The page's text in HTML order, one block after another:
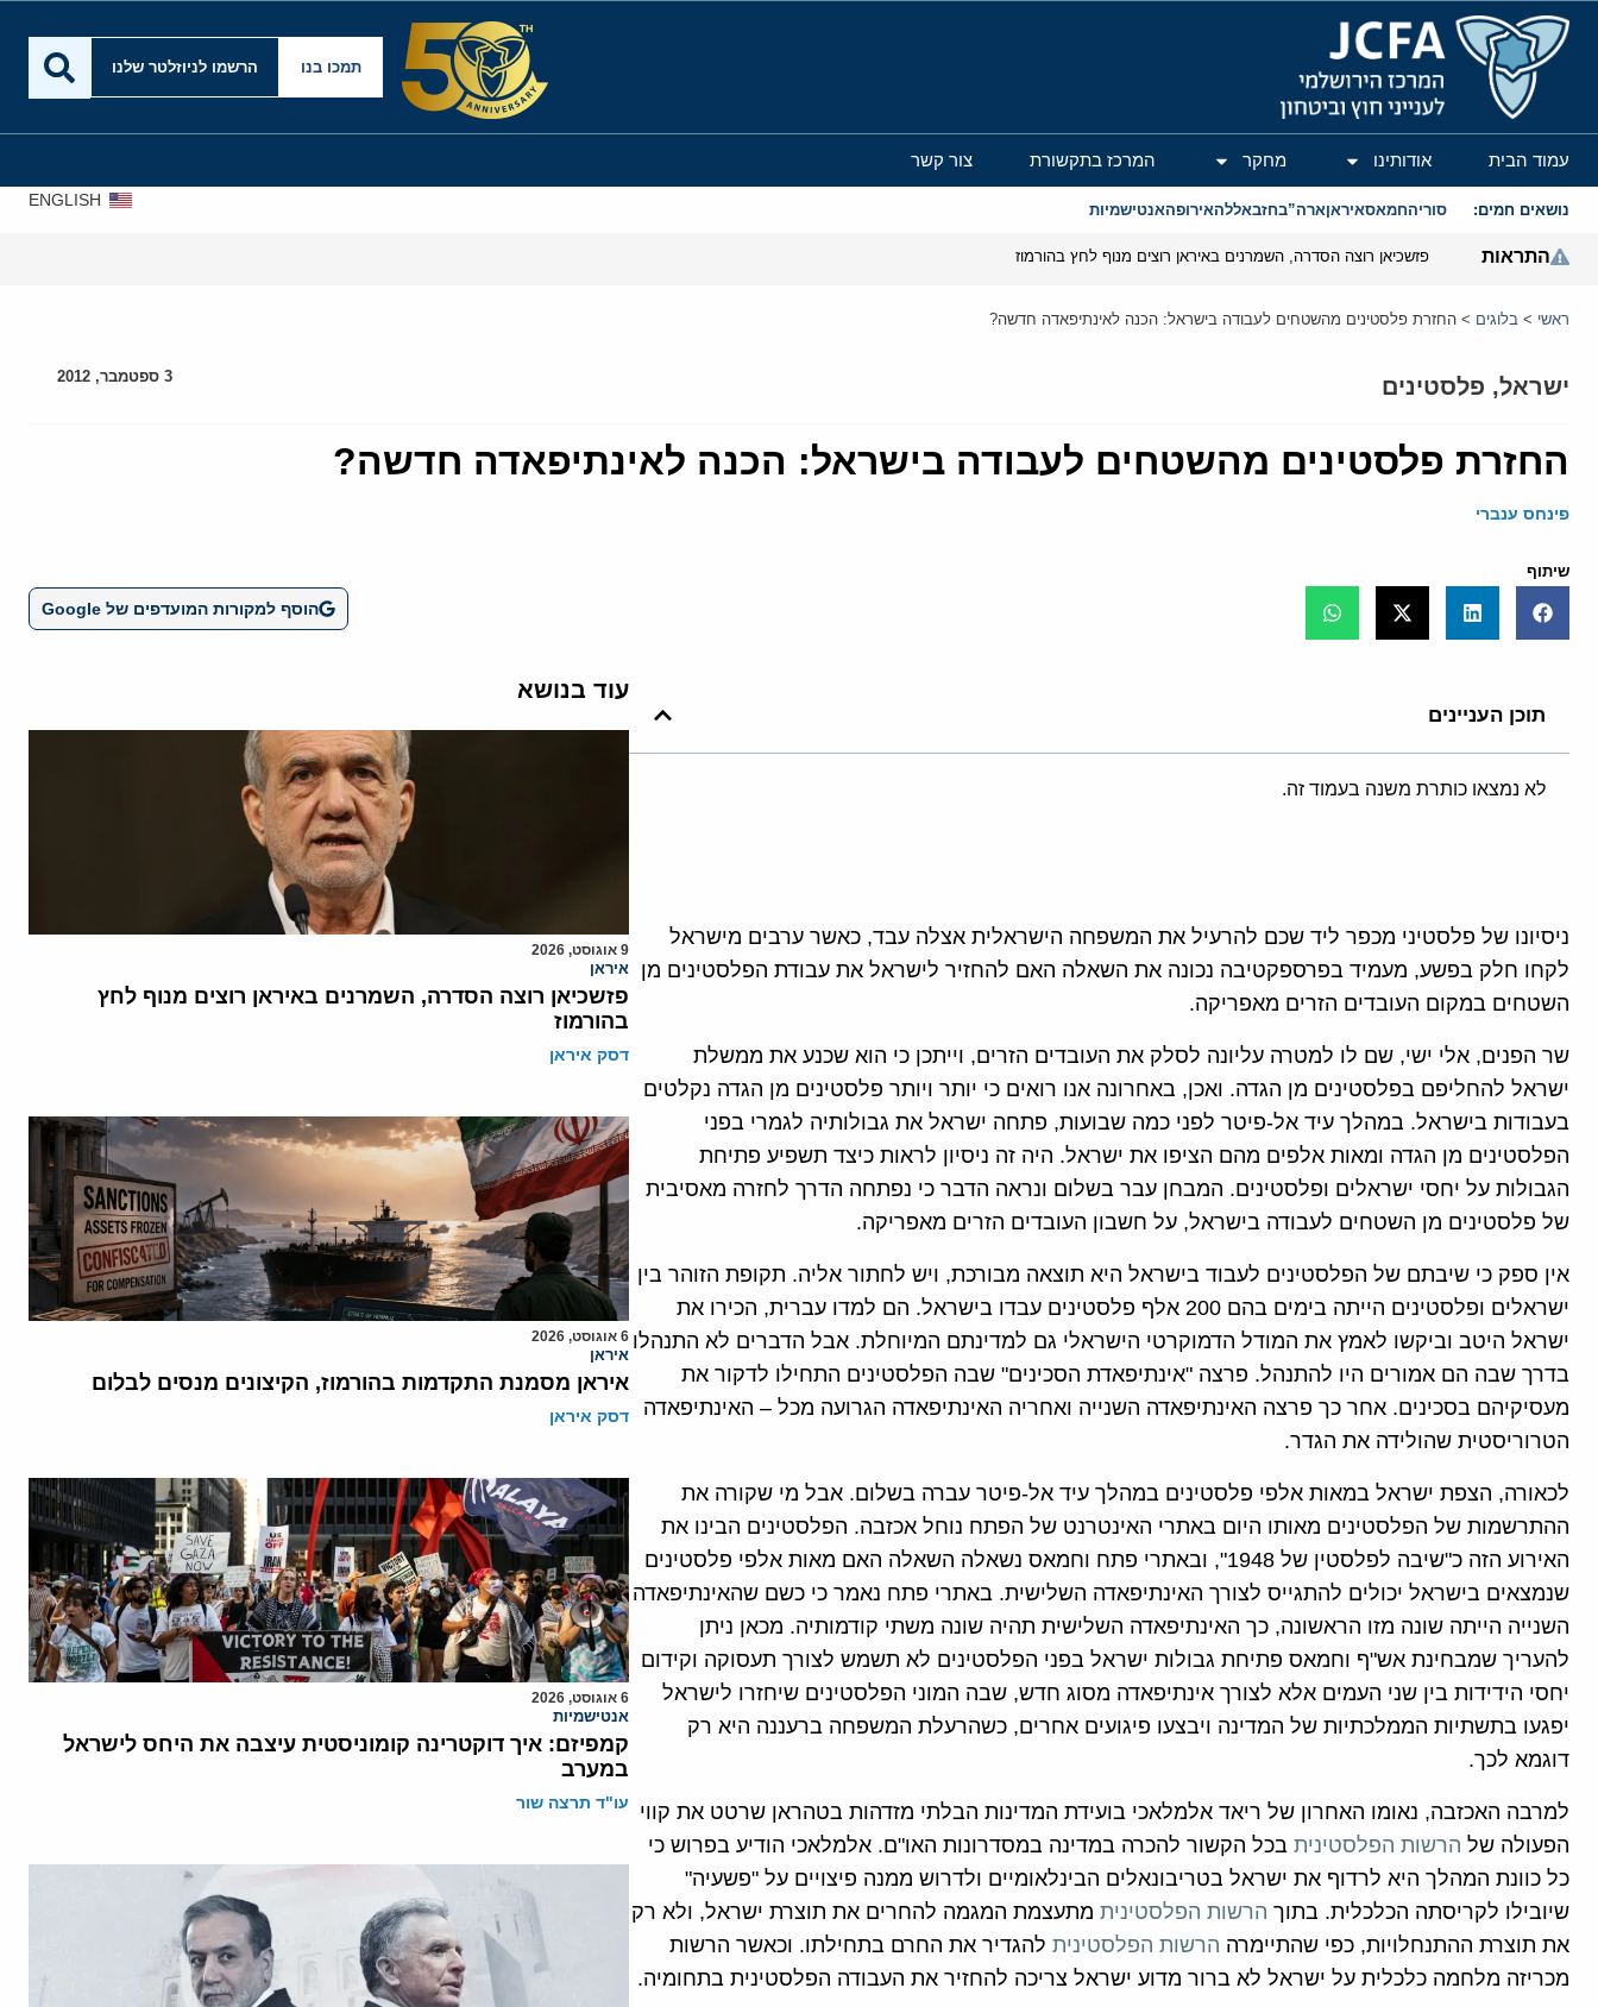
המרכז הירושלמי לענייני חוץ וביטחון
תמכו בנו הרשמו לניוזלטר שלנו
עמוד הבית אודותינו מחקר המרכז בתקשורת צור קשר
נושאים חמים: סוריהחמאסאיראןארה”בחזבאללהאירופהאנטישמיות
ENGLISH
התראות פזשכיאן רוצה הסדרה, השמרנים באיראן רוצים מנוף לחץ בהורמוז
ראשי > בלוגים > החזרת פלסטינים מהשטחים לעבודה בישראל: הכנה לאינתיפאדה חדשה?
ישראל, פלסטינים 3 ספטמבר, 2012
החזרת פלסטינים מהשטחים לעבודה בישראל: הכנה לאינתיפאדה חדשה?
פינחס ענברי
שיתוף
הוסף למקורות המועדפים של Google
תוכן העניינים
לא נמצאו כותרת משנה בעמוד זה.
ניסיונו של פלסטיני מכפר ליד שכם להרעיל את המשפחה הישראלית אצלה עבד, כאשר ערבים מישראל
לקחו חלק בפשע, מעמיד בפרספקטיבה נכונה את השאלה האם להחזיר לישראל את עבודת הפלסטינים מן
השטחים במקום העובדים הזרים מאפריקה.
שר הפנים, אלי ישי, שם לו למטרה עליונה לסלק את העובדים הזרים, וייתכן כי הוא שכנע את ממשלת
ישראל להחליפם בפלסטינים מן הגדה. ואכן, באחרונה אנו רואים כי יותר ויותר פלסטינים מן הגדה נקלטים
בעבודות בישראל. במהלך עיד אל-פיטר לפני כמה שבועות, פתחה ישראל את גבולותיה לגמרי בפני
הפלסטינים מן הגדה ומאות אלפים מהם הציפו את ישראל. היה זה ניסיון לראות כיצד תשפיע פתיחת
הגבולות על יחסי ישראלים ופלסטינים. המבחן עבר בשלום ונראה הדבר כי נפתחה הדרך לחזרה מאסיבית
של פלסטינים מן השטחים לעבודה בישראל, על חשבון העובדים הזרים מאפריקה.
אין ספק כי שיבתם של הפלסטינים לעבוד בישראל היא תוצאה מבורכת, ויש לחתור אליה. תקופת הזוהר בין
ישראלים ופלסטינים הייתה בימים בהם 200 אלף פלסטינים עבדו בישראל. הם למדו עברית, הכירו את
ישראל היטב וביקשו לאמץ את המודל הדמוקרטי הישראלי גם למדינתם המיוחלת. אבל הדברים לא התנהלו
בדרך שבה הם אמורים היו להתנהל. פרצה "אינתיפאדת הסכינים" שבה הפלסטינים התחילו לדקור את
מעסיקיהם בסכינים. אחר כך פרצה האינתיפאדה השנייה ואחריה האינתיפאדה הגרועה מכל – האינתיפאדה
הטרוריסטית שהולידה את הגדר.
לכאורה, הצפת ישראל במאות אלפי פלסטינים במהלך עיד אל-פיטר עברה בשלום. אבל מי שקורה את
ההתרשמות של הפלסטינים מאותו היום באתרי האינטרנט של הפתח נוחל אכזבה. הפלסטינים הבינו את
האירוע הזה כ"שיבה לפלסטין של 1948", ובאתרי פתח וחמאס נשאלה השאלה האם מאות אלפי פלסטינים
שנמצאים בישראל יכולים להתגייס לצורך האינתיפאדה השלישית. באתרי פתח נאמר כי כשם שהאינתיפאדה
השנייה הייתה שונה מזו הראשונה, כך האינתיפאדה השלישית תהיה שונה משתי קודמותיה. מכאן ניתן
להעריך שמבחינת אש"ף וחמאס פתיחת גבולות ישראל בפני הפלסטינים לא תשמש לצורך תעסוקה וקידום
יחסי הידידות בין שני העמים אלא לצורך אינתיפאדה מסוג חדש, שבה המוני הפלסטינים שיחזרו לישראל
יפגעו בתשתיות הממלכתיות של המדינה ויבצעו פיגועים אחרים, כשהרעלת המשפחה ברעננה היא רק
דוגמא לכך.
למרבה האכזבה, נאומו האחרון של ריאד אלמלאכי בועידת המדינות הבלתי מזדהות בטהראן שרטט את קווי
הפעולה של הרשות הפלסטינית בכל הקשור להכרה במדינה במסדרונות האו"ם. אלמלאכי הודיע בפרוש כי
כל כוונת המהלך היא לרדוף את ישראל בטריבונאלים הבינלאומיים ולדרוש ממנה פיצויים על "פשעיה"
שיובילו לקריסתה הכלכלית. בתוך הרשות הפלסטינית מתעצמת המגמה להחרים את תוצרת ישראל, ולא רק
את תוצרת ההתנחלויות, כפי שהתיימרה הרשות הפלסטינית להגדיר את החרם בתחילתו. וכאשר הרשות
מכריזה מלחמה כלכלית על ישראל לא ברור מדוע ישראל צריכה להחזיר את העבודה הפלסטינית בתחומיה.
עוד בנושא
9 אוגוסט, 2026
איראן
פזשכיאן רוצה הסדרה, השמרנים באיראן רוצים מנוף לחץ
בהורמוז
דסק איראן
6 אוגוסט, 2026
איראן
איראן מסמנת התקדמות בהורמוז, הקיצונים מנסים לבלום
דסק איראן
6 אוגוסט, 2026
אנטישמיות
קמפיזם: איך דוקטרינה קומוניסטית עיצבה את היחס לישראל
במערב
עו"ד תרצה שור